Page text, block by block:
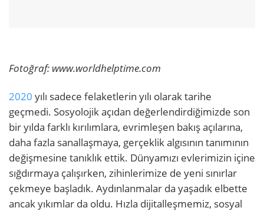
Fotoğraf: www.worldhelptime.com
2020 yılı sadece felaketlerin yılı olarak tarihe
geçmedi. Sosyolojik açıdan değerlendirdiğimizde son
bir yılda farklı kırılımlara, evrimleşen bakış açılarına,
daha fazla sanallaşmaya, gerçeklik algısının tanımının
değişmesine tanıklık ettik. Dünyamızı evlerimizin içine
sığdırmaya çalışırken, zihinlerimize de yeni sınırlar
çekmeye başladık. Aydınlanmalar da yaşadık elbette
ancak yıkımlar da oldu. Hızla dijitalleşmemiz, sosyal